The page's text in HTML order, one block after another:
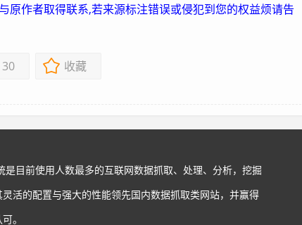
原作者取得联系,若来源标注错误或侵犯到您的权益烦请告
30 收藏
是目前使用人数最多的互联网数据抓取、处理、分析，挖掘
活的配置与强大的性能领先国内数据抓取类网站，并赢得
。